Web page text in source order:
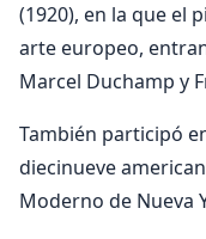
(1920), en la que el
arte europeo,
Marcel Duchamp y
También participó
diecinueve
Moderno de Nueva